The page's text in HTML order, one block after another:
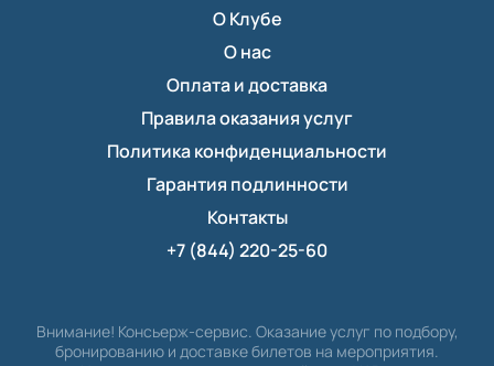
О Клубе
О нас
Оплата и доставка
Правила оказания услуг
Политика конфиденциальности
Гарантия подлинности
Контакты
+7 (844) 220-25-60
Внимание! Консьерж-сервис. Оказание услуг по подбору,
бронированию и доставке билетов на мероприятия.